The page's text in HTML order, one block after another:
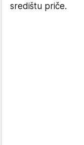
središtu priče.